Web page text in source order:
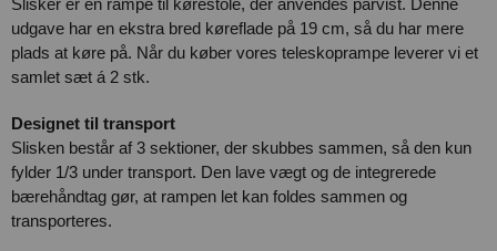
Slisker er en rampe til kørestole, der anvendes parvist. Denne
udgave har en ekstra bred køreflade på 19 cm, så du har mere
plads at køre på. Når du køber vores teleskoprampe leverer vi et
samlet sæt á 2 stk.
Designet til transport
Slisken består af 3 sektioner, der skubbes sammen, så den kun
fylder 1/3 under transport. Den lave vægt og de integrerede
bærehåndtag gør, at rampen let kan foldes sammen og
transporteres.